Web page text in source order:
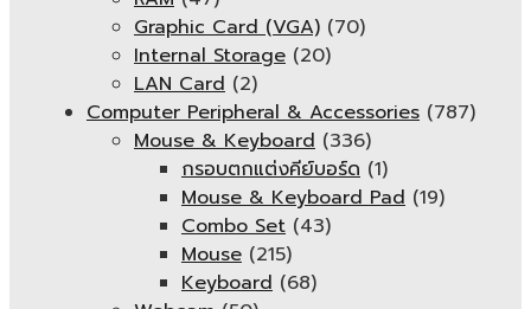
Graphic Card (VGA) (70)
Internal Storage (20)
LAN Card (2)
Computer Peripheral & Accessories (787)
Mouse & Keyboard (336)
กรอบตกแต่งคีย์บอร์ด (1)
Mouse & Keyboard Pad (19)
Combo Set (43)
Mouse (215)
Keyboard (68)